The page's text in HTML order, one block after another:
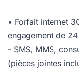
• Forfait internet
engagement de
- SMS, MMS,
(pièces jointes